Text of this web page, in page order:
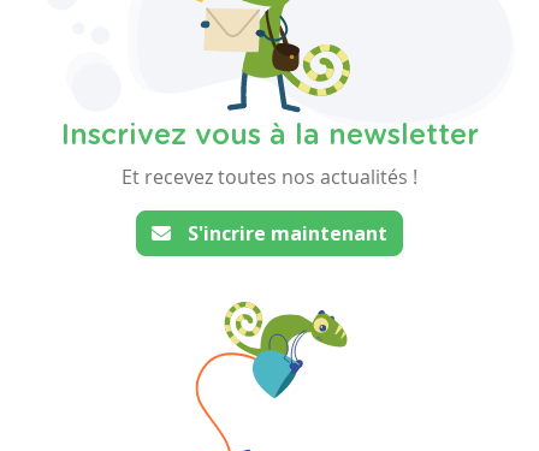
Inscrivez vous à la newsletter
Et recevez toutes nos actualités !
S'incrire maintenant